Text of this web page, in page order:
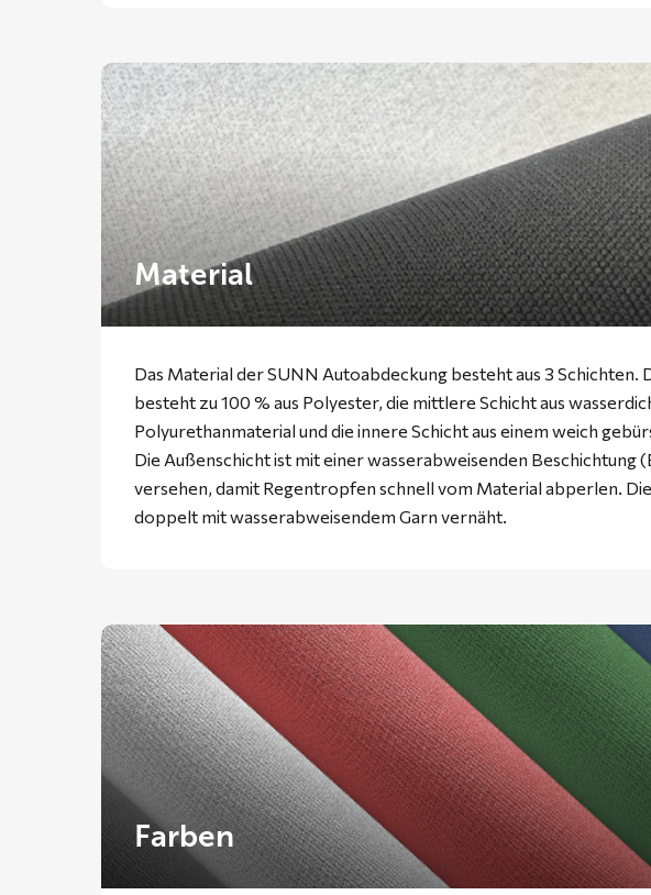
Material
Das Material der SUNN Autoabdeckung besteht aus 3 Schichten.
besteht zu 100 % aus Polyester, die mittlere Schicht aus
Polyurethanmaterial und die innere Schicht aus einem weich
Die Außenschicht ist mit einer wasserabweisenden Beschichtung
versehen, damit Regentropfen schnell vom Material abperlen.
doppelt mit wasserabweisendem Garn vernäht.
Farben